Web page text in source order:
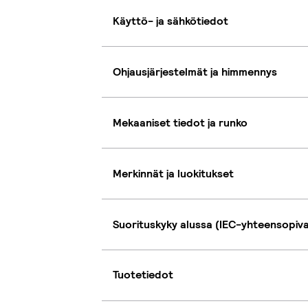
Käyttö- ja sähkötiedot
Ohjausjärjestelmät ja himmennys
Mekaaniset tiedot ja runko
Merkinnät ja luokitukset
Suorituskyky alussa (IEC-
Tuotetiedot